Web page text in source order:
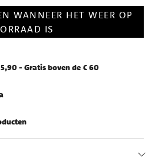
WANNEER HET WEER OP
IS
- Gratis boven de € 60